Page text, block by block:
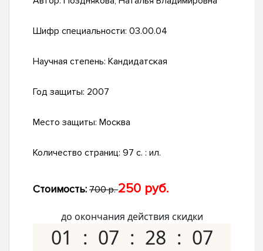
Шифр специальности: 03.00.04
Научная степень: Кандидатская
Год защиты: 2007
Место защиты: Москва
Количество страниц: 97 с. : ил.
Стоимость: 700 р.250 руб.
до окончания действия скидки
01 07 28 06